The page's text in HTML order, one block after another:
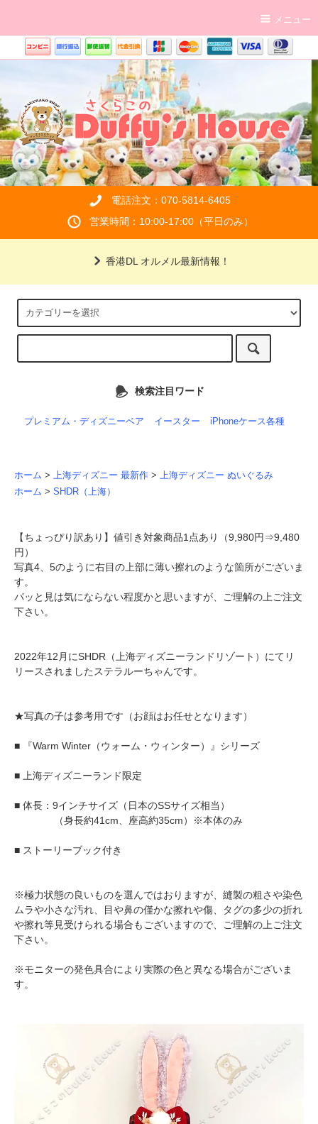
メニュー
電話注文：070-5814-6405
営業時間：10:00-17:00（平日のみ）
香港DL オルメル最新情報！
検索注目ワード
プレミアム・ディズニーベア イースター iPhoneケース各種
ホーム > 上海ディズニー 最新作 > 上海ディズニー ぬいぐるみ
ホーム > SHDR（上海）
【ちょっぴり訳あり】値引き対象商品1点あり（9,980円⇒9,480
円）
写真4、5のように右目の上部に薄い擦れのような箇所がございま
す。
パッと見は気にならない程度かと思いますが、ご理解の上ご注文
下さい。
2022年12月にSHDR（上海ディズニーランドリゾート）にてリ
リースされましたステラルーちゃんです。
★写真の子は参考用です（お顔はお任せとなります）
■ 『Warm Winter（ウォーム・ウィンター）』シリーズ
■ 上海ディズニーランド限定
■ 体長：9インチサイズ（日本のSSサイズ相当）
（身長約41cm、座高約35cm）※本体のみ
■ ストーリーブック付き
※極力状態の良いものを選んではおりますが、縫製の粗さや染色
ムラや小さな汚れ、目や鼻の僅かな擦れや傷、タグの多少の折れ
や擦れ等見受けられる場合もございますので、ご理解の上ご注文
下さい。
※モニターの発色具合により実際の色と異なる場合がございま
す。